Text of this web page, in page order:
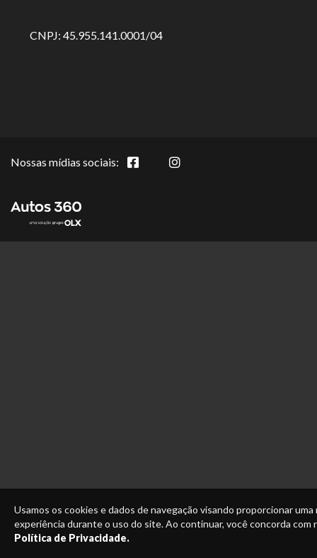
Usamos os cookies e dados de navegação visando proporcionar uma
experiência durante o uso do site. Ao continuar, você concorda com
Política de Privacidade.
CNPJ: 45.955.141.0001/04
Nossas mídias sociais: